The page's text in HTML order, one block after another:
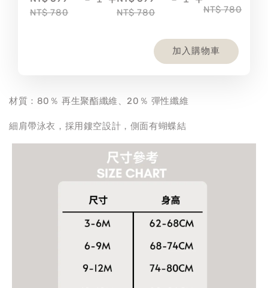
NT$ 780
NT$ 780
NT$ 780
加入購物車
材質：80％ 再生聚酯纖維、20％ 彈性纖維
細肩帶泳衣，採用鏤空設計，側面有蝴蝶結